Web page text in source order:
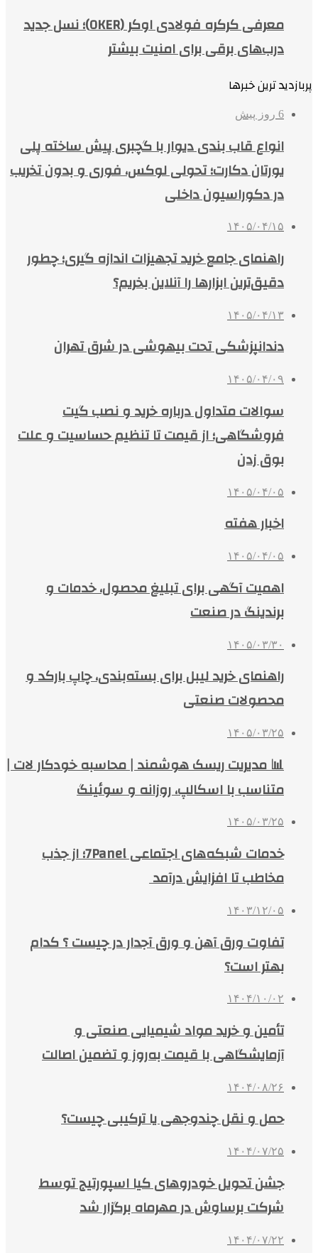
معرفی کرکره فولادی اوکر (OKER)؛ نسل جدید
درب‌های برقی برای امنیت بیشتر
پربازدید ترین خبرها
6 روز پیش
انواع قاب بندی دیوار با گچبری پیش ساخته پلی
یورتان دکارت؛ تحولی لوکس، فوری و بدون تخریب
در دکوراسیون داخلی
۱۴۰۵/۰۴/۱۵
راهنمای جامع خرید تجهیزات اندازه گیری؛ چطور
دقیق‌ترین ابزارها را آنلاین بخریم؟
۱۴۰۵/۰۴/۱۳
دندانپزشکی تحت بیهوشی در شرق تهران
۱۴۰۵/۰۴/۰۹
سوالات متداول درباره خرید و نصب گیت
فروشگاهی؛ از قیمت تا تنظیم حساسیت و علت
بوق زدن
۱۴۰۵/۰۴/۰۵
اخبار هفته
۱۴۰۵/۰۴/۰۵
اهمیت آگهی برای تبلیغ محصول، خدمات و
برندینگ در صنعت
۱۴۰۵/۰۳/۳۰
راهنمای خرید لیبل برای بسته‌بندی، چاپ بارکد و
محصولات صنعتی
۱۴۰۵/۰۳/۲۵
📊 مدیریت ریسک هوشمند | محاسبه خودکار لات |
متناسب با اسکالپ، روزانه و سوئینگ
۱۴۰۵/۰۳/۲۵
خدمات شبکه‌های اجتماعی 7Panel؛ از جذب
مخاطب تا افزایش درآمد
۱۴۰۳/۱۲/۰۵
تفاوت ورق آهن و ورق آجدار در چیست ؟ کدام
بهتر است؟
۱۴۰۴/۱۰/۰۲
تأمین و خرید مواد شیمیایی صنعتی و
آزمایشگاهی با قیمت به‌روز و تضمین اصالت
۱۴۰۴/۰۸/۲۶
حمل و نقل چندوجهی یا ترکیبی چیست؟
۱۴۰۴/۰۷/۲۵
جشن تحویل خودروهای کیا اسپورتیج توسط
شرکت برساوش در مهرماه برگزار شد
۱۴۰۴/۰۷/۲۲